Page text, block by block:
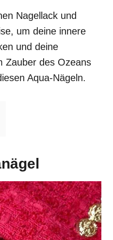
Nagellack und
um deine innere
und deine
Zauber des Ozeans
Aqua-Nägeln.